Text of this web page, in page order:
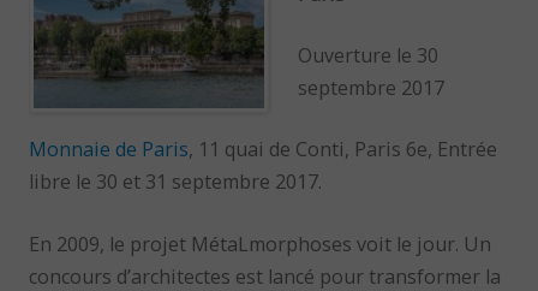
Ouverture le 30
septembre 2017
Monnaie de Paris, 11 quai de Conti, Paris 6e, Entrée
libre le 30 et 31 septembre 2017.
En 2009, le projet MétaLmorphoses voit le jour. Un
concours d’architectes est lancé pour transformer la